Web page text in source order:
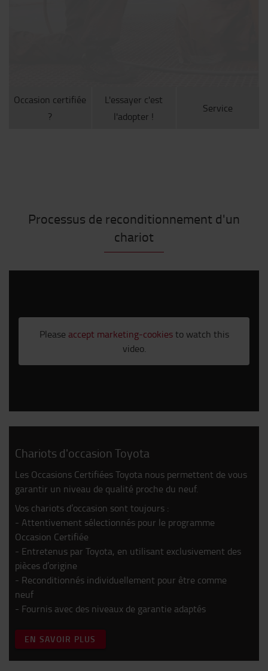
Occasion certifiée
?
L'essayer c'est
l'adopter !
Service
Processus de reconditionnement d'un
chariot
Please accept marketing-cookiesto watch this
video.
Chariots d'occasion Toyota
Les Occasions Certifiées Toyota nous permettent de vous
garantir un niveau de qualité proche du neuf.
Vos chariots d’occasion sont toujours :
- Attentivement sélectionnés pour le programme
Occasion Certifiée
- Entretenus par Toyota, en utilisant exclusivement des
pièces d’origine
- Reconditionnés individuellement pour être comme
neuf
- Fournis avec des niveaux de garantie adaptés
EN SAVOIR PLUS